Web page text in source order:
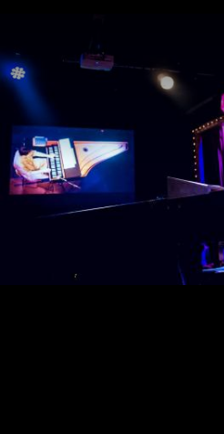
Mahan Esfahani
Home News
Bach: Goldberg Variations